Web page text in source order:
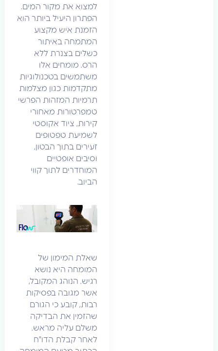
למצוא את מקור המים.
הפתרון היעיל ביותר הוא
הזמנת איש מקצוע
המתמחה באיתור
כשלים בצנרת ללא
הרס. מומחים אלו
משתמשים בטכנולוגיות
מתקדמות כגון מצלמות
תרמיות המזהות הפרשי
טמפרטורות מאחורי
קירות, ציוד אקוסטי
לשמיעת טפטופים
זעירים בתוך הבטון,
וסיבים אופטיים
המוחדרים לתוך קווי
שאלת המימון של
המומחה היא נושא
רגיש. הנוהג המקובל,
אשר מגובה בפסיקות
רבות, קובע כי הגורם
שהזמין את הבדיקה
משלם עליה מראש.
לאחר קבלת הדו"ח